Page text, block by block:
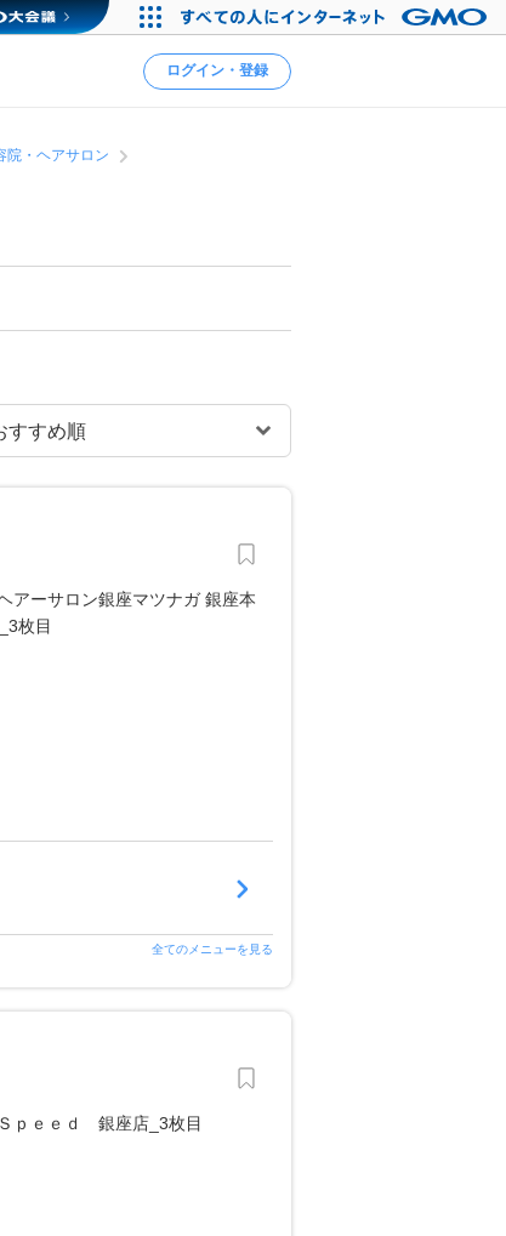
ログイン・登録
院・ヘアサロン
全てのメニューを見る